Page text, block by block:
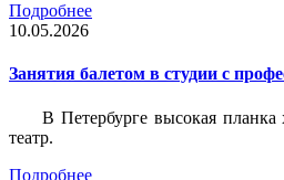
Подробнее
10.05.2026
Занятия балетом в студии с
В Петербурге высокая
театр.
Подробнее